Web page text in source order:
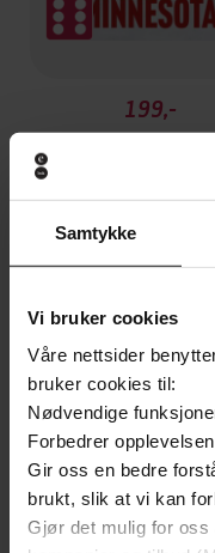
Samtykke
Vi bruker cookies
Våre nettsider
bruker cookies til:
Nødvendige
Forbedrer
Gir oss en bedre
brukt, slik at vi kan
Gjør det mulig for oss
199,-
Minnesota
EBOK
Undertittel
Forfattere
Forlag
Utgitt